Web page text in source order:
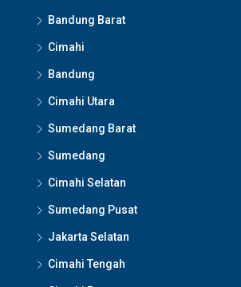
Bandung Barat
Cimahi
Bandung
Cimahi Utara
Sumedang Barat
Sumedang
Cimahi Selatan
Sumedang Pusat
Jakarta Selatan
Cimahi Tengah